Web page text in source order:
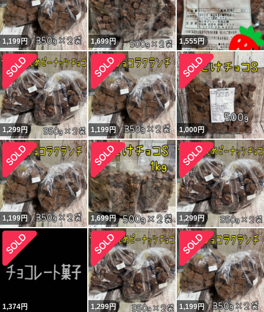
1,199円 1,699円 1,555円
1,299円 1,199円 1,000円
1,199円 1,699円 1,299円
1,374円 1,299円 1,199円